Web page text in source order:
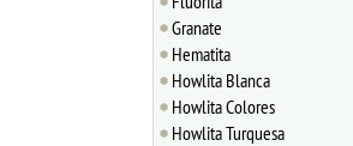
Granate
Hematita
Howlita Blanca
Howlita Colores
Howlita Turquesa